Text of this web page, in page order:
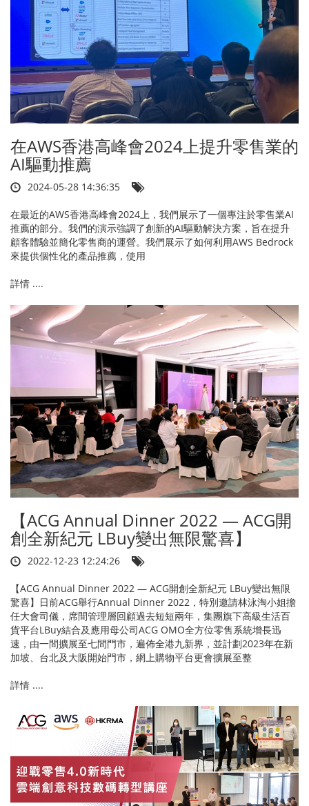
在AWS香港高峰會2024上提升零售業的
AI驅動推薦
2024-05-28 14:36:35
在最近的AWS香港高峰會2024上，我們展示了一個專注於零售業AI
推薦的部分。我們的演示強調了創新的AI驅動解決方案，旨在提升
顧客體驗並簡化零售商的運營。我們展示了如何利用AWS Bedrock
來提供個性化的產品推薦，使用
詳情 ....
【ACG Annual Dinner 2022 — ACG開
創全新紀元 LBuy變出無限驚喜】
2022-12-23 12:24:26
【ACG Annual Dinner 2022 — ACG開創全新紀元 LBuy變出無限
驚喜】日前ACG舉行Annual Dinner 2022，特別邀請林泳淘小姐擔
任大會司儀，席間管理層回顧過去短短兩年，集團旗下高級生活百
貨平台LBuy結合及應用母公司ACG OMO全方位零售系統增長迅
速，由一間擴展至七間門市，遍佈全港九新界，並計劃2023年在新
加坡、台北及大阪開始門市，網上購物平台更會擴展至整
詳情 ....